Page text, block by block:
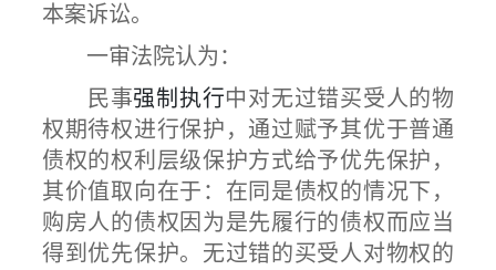
本案诉讼。
一审法院认为：
民事强制执行中对无过错买受人的物
权期待权进行保护，通过赋予其优于普通
债权的权利层级保护方式给予优先保护，
其价值取向在于：在同是债权的情况下，
购房人的债权因为是先履行的债权而应当
得到优先保护。无过错的买受人对物权的